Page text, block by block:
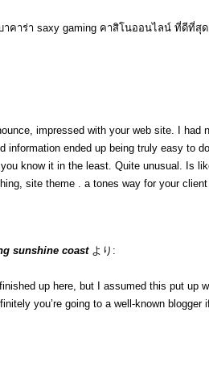
าคาร่า saxy gaming คาสิโนออนไลน์ ที่ดีที่สุ
impressed with your web site. I had
information ended up being truly easy to
know it in the least. Quite unusual. Is
site theme . a tones way for your
sunshine coast より:
up here, but I assumed this put up
you’re going to a well-known blogger